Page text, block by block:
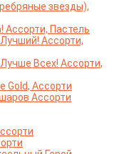
звезды),
Пастель
Ассорти,
Всех! Ассорти,
Ассорти
Ассорти